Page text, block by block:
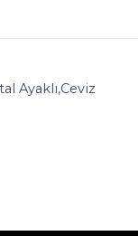
Ayaklı,Ceviz